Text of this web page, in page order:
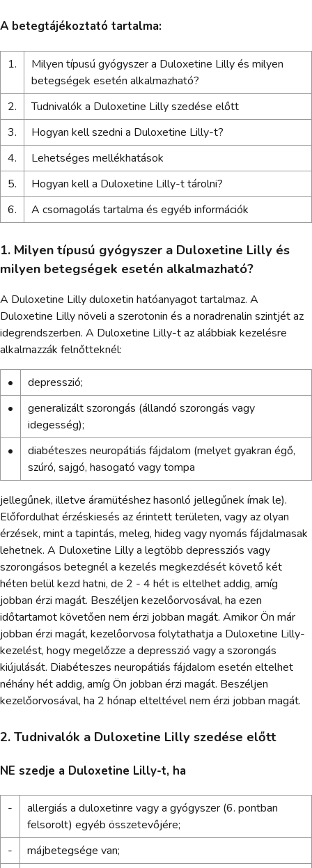
A betegtájékoztató tartalma:
1.
Milyen típusú gyógyszer a Duloxetine Lilly és milyen
betegségek esetén alkalmazható?
2.
Tudnivalók a Duloxetine Lilly szedése előtt
3.
Hogyan kell szedni a Duloxetine Lilly-t?
4.
Lehetséges mellékhatások
5.
Hogyan kell a Duloxetine Lilly-t tárolni?
6.
A csomagolás tartalma és egyéb információk
1. Milyen típusú gyógyszer a Duloxetine Lilly és
milyen betegségek esetén alkalmazható?
A Duloxetine Lilly duloxetin hatóanyagot tartalmaz. A
Duloxetine Lilly növeli a szerotonin és a noradrenalin szintjét az
idegrendszerben. A Duloxetine Lilly-t az alábbiak kezelésre
alkalmazzák felnőtteknél:
•
depresszió;
•
generalizált szorongás (állandó szorongás vagy
idegesség);
•
diabéteszes neuropátiás fájdalom (melyet gyakran égő,
szúró, sajgó, hasogató vagy tompa
jellegűnek, illetve áramütéshez hasonló jellegűnek írnak le).
Előfordulhat érzéskiesés az érintett területen, vagy az olyan
érzések, mint a tapintás, meleg, hideg vagy nyomás fájdalmasak
lehetnek. A Duloxetine Lilly a legtöbb depressziós vagy
szorongásos betegnél a kezelés megkezdését követő két
héten belül kezd hatni, de 2 - 4 hét is eltelhet addig, amíg
jobban érzi magát. Beszéljen kezelőorvosával, ha ezen
időtartamot követően nem érzi jobban magát. Amikor Ön már
jobban érzi magát, kezelőorvosa folytathatja a Duloxetine Lilly-
kezelést, hogy megelőzze a depresszió vagy a szorongás
kiújulását. Diabéteszes neuropátiás fájdalom esetén eltelhet
néhány hét addig, amíg Ön jobban érzi magát. Beszéljen
kezelőorvosával, ha 2 hónap elteltével nem érzi jobban magát.
2. Tudnivalók a Duloxetine Lilly szedése előtt
NE szedje a Duloxetine Lilly-t, ha
-
allergiás a duloxetinre vagy a gyógyszer (6. pontban
felsorolt) egyéb összetevőjére;
-
májbetegsége van;